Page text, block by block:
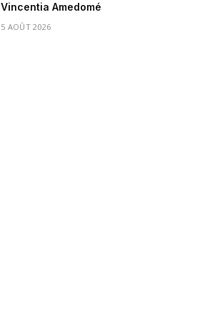
Vincentia Amedomé
5 AOÛT 2026